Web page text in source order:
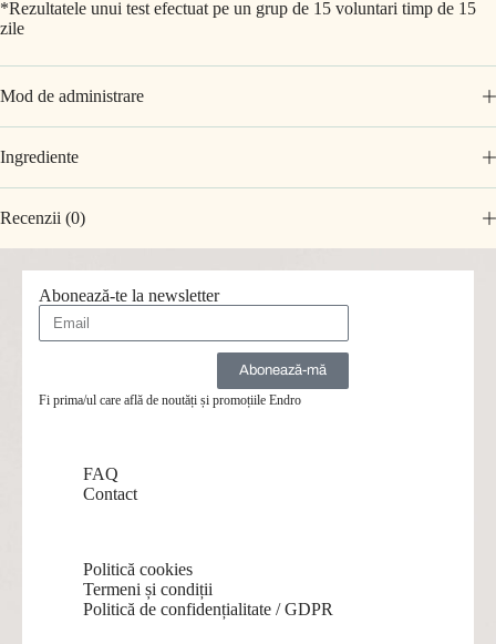
*Rezultatele unui test efectuat pe un grup de 15 voluntari timp de 15
zile
Mod de administrare
Ingrediente
Recenzii (0)
Abonează-te la newsletter
Abonează-mă
Fi prima/ul care află de noutăți și promoțiile Endro
FAQ
Contact
Politică cookies
Termeni și condiții
Politică de confidențialitate / GDPR